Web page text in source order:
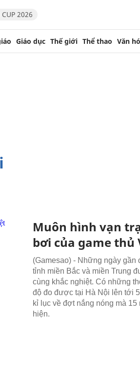
2026
Giáo dục Thế giới Thể thao Văn
Muôn hình vạn
bơi của game thủ
(Gamesao) - Những ngày gần
tỉnh miền Bắc và miền Trung
cùng khắc nghiệt. Có những
độ đo được tại Hà Nội lên tới
kỉ lục về đợt nắng nóng mà
hiện.